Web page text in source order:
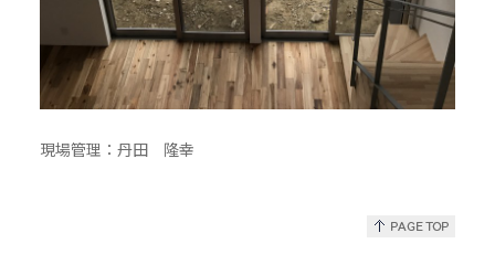
現場管理：丹田 隆幸